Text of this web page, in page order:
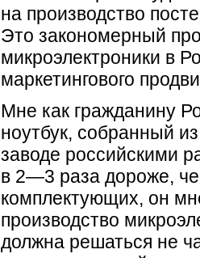
на производство
Это закономерный
микроэлектроники в
маркетингового
Мне как гражданину
ноутбук, собранный
заводе российскими
в 2—3 раза дороже,
комплектующих, он
производство
должна решаться не